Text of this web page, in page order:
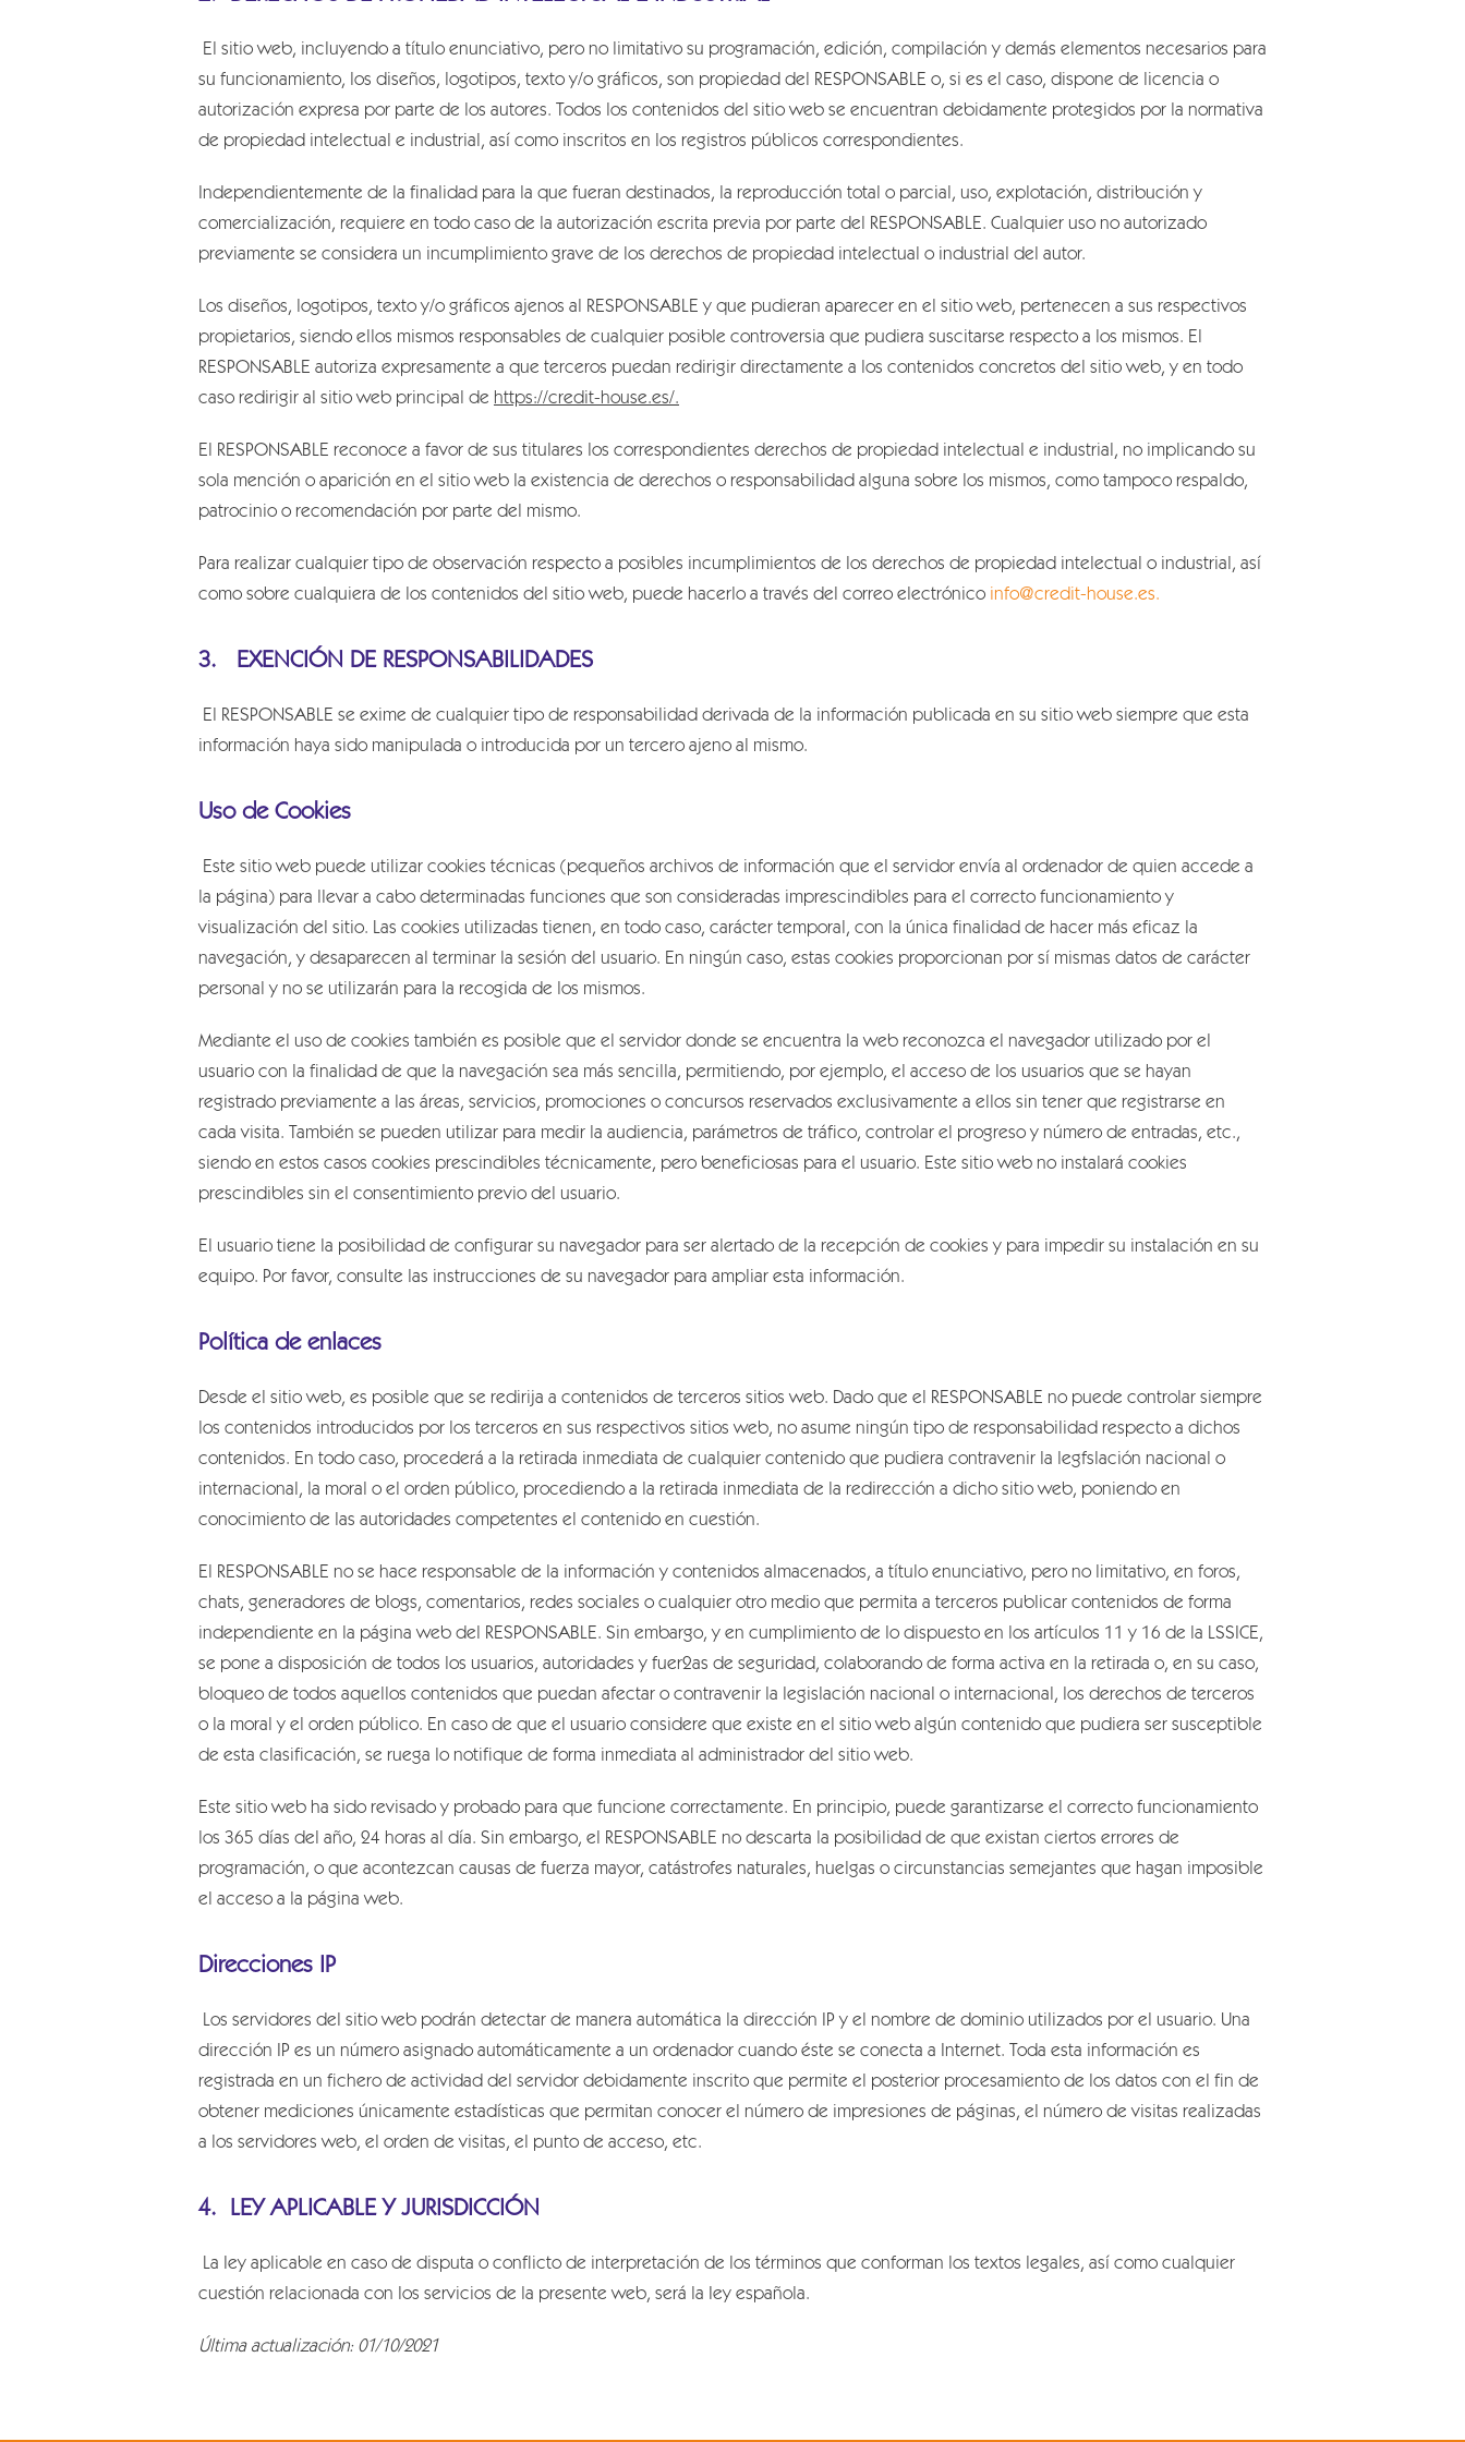
El sitio web, incluyendo a título enunciativo, pero no limitativo su programación, edición, compilación y demás elementos necesarios para
su funcionamiento, los diseños, logotipos, texto y/o gráficos, son propiedad del RESPONSABLE o, si es el caso, dispone de licencia o
autorización expresa por parte de los autores. Todos los contenidos del sitio web se encuentran debidamente protegidos por la normativa
de propiedad intelectual e industrial, así como inscritos en los registros públicos correspondientes.
Independientemente de la finalidad para la que fueran destinados, la reproducción total o parcial, uso, explotación, distribución y
comercialización, requiere en todo caso de la autorización escrita previa por parte del RESPONSABLE. Cualquier uso no autorizado
previamente se considera un incumplimiento grave de los derechos de propiedad intelectual o industrial del autor.
Los diseños, logotipos, texto y/o gráficos ajenos al RESPONSABLE y que pudieran aparecer en el sitio web, pertenecen a sus respectivos
propietarios, siendo ellos mismos responsables de cualquier posible controversia que pudiera suscitarse respecto a los mismos. El
RESPONSABLE autoriza expresamente a que terceros puedan redirigir directamente a los contenidos concretos del sitio web, y en todo
caso redirigir al sitio web principal de https://credit-house.es/.
El RESPONSABLE reconoce a favor de sus titulares los correspondientes derechos de propiedad intelectual e industrial, no implicando su
sola mención o aparición en el sitio web la existencia de derechos o responsabilidad alguna sobre los mismos, como tampoco respaldo,
patrocinio o recomendación por parte del mismo.
Para realizar cualquier tipo de observación respecto a posibles incumplimientos de los derechos de propiedad intelectual o industrial, así
como sobre cualquiera de los contenidos del sitio web, puede hacerlo a través del correo electrónico info@credit-house.es.
3. EXENCIÓN DE RESPONSABILIDADES
El RESPONSABLE se exime de cualquier tipo de responsabilidad derivada de la información publicada en su sitio web siempre que esta
información haya sido manipulada o introducida por un tercero ajeno al mismo.
Uso de Cookies
Este sitio web puede utilizar cookies técnicas (pequeños archivos de información que el servidor envía al ordenador de quien accede a
la página) para llevar a cabo determinadas funciones que son consideradas imprescindibles para el correcto funcionamiento y
visualización del sitio. Las cookies utilizadas tienen, en todo caso, carácter temporal, con la única finalidad de hacer más eficaz la
navegación, y desaparecen al terminar la sesión del usuario. En ningún caso, estas cookies proporcionan por sí mismas datos de carácter
personal y no se utilizarán para la recogida de los mismos.
Mediante el uso de cookies también es posible que el servidor donde se encuentra la web reconozca el navegador utilizado por el
usuario con la finalidad de que la navegación sea más sencilla, permitiendo, por ejemplo, el acceso de los usuarios que se hayan
registrado previamente a las áreas, servicios, promociones o concursos reservados exclusivamente a ellos sin tener que registrarse en
cada visita. También se pueden utilizar para medir la audiencia, parámetros de tráfico, controlar el progreso y número de entradas, etc.,
siendo en estos casos cookies prescindibles técnicamente, pero beneficiosas para el usuario. Este sitio web no instalará cookies
prescindibles sin el consentimiento previo del usuario.
El usuario tiene la posibilidad de configurar su navegador para ser alertado de la recepción de cookies y para impedir su instalación en su
equipo. Por favor, consulte las instrucciones de su navegador para ampliar esta información.
Política de enlaces
Desde el sitio web, es posible que se redirija a contenidos de terceros sitios web. Dado que el RESPONSABLE no puede controlar siempre
los contenidos introducidos por los terceros en sus respectivos sitios web, no asume ningún tipo de responsabilidad respecto a dichos
contenidos. En todo caso, procederá a la retirada inmediata de cualquier contenido que pudiera contravenir la legfslación nacional o
internacional, la moral o el orden público, procediendo a la retirada inmediata de la redirección a dicho sitio web, poniendo en
conocimiento de las autoridades competentes el contenido en cuestión.
El RESPONSABLE no se hace responsable de la información y contenidos almacenados, a título enunciativo, pero no limitativo, en foros,
chats, generadores de blogs, comentarios, redes sociales o cualquier otro medio que permita a terceros publicar contenidos de forma
independiente en la página web del RESPONSABLE. Sin embargo, y en cumplimiento de lo dispuesto en los artículos 11 y 16 de la LSSICE,
se pone a disposición de todos los usuarios, autoridades y fuer2as de seguridad, colaborando de forma activa en la retirada o, en su caso,
bloqueo de todos aquellos contenidos que puedan afectar o contravenir la legislación nacional o internacional, los derechos de terceros
o la moral y el orden público. En caso de que el usuario considere que existe en el sitio web algún contenido que pudiera ser susceptible
de esta clasificación, se ruega lo notifique de forma inmediata al administrador del sitio web.
Este sitio web ha sido revisado y probado para que funcione correctamente. En principio, puede garantizarse el correcto funcionamiento
los 365 días del año, 24 horas al día. Sin embargo, el RESPONSABLE no descarta la posibilidad de que existan ciertos errores de
programación, o que acontezcan causas de fuerza mayor, catástrofes naturales, huelgas o circunstancias semejantes que hagan imposible
el acceso a la página web.
Direcciones IP
Los servidores del sitio web podrán detectar de manera automática la dirección IP y el nombre de dominio utilizados por el usuario. Una
dirección IP es un número asignado automáticamente a un ordenador cuando éste se conecta a Internet. Toda esta información es
registrada en un fichero de actividad del servidor debidamente inscrito que permite el posterior procesamiento de los datos con el fin de
obtener mediciones únicamente estadísticas que permitan conocer el número de impresiones de páginas, el número de visitas realizadas
a los servidores web, el orden de visitas, el punto de acceso, etc.
4. LEY APLICABLE Y JURISDICCIÓN
La Iey aplicable en caso de disputa o conflicto de interpretación de los términos que conforman los textos legales, así como cualquier
cuestión relacionada con los servicios de la presente web, será la Iey española.
Última actualización: 01/10/2021